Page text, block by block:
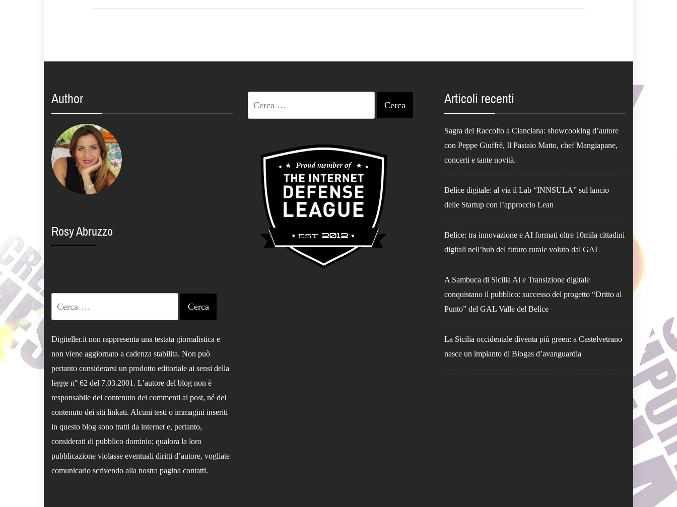
Author
Rosy Abruzzo
Digiteller.it non rappresenta una testata giornalistica e
non viene aggiornato a cadenza stabilita. Non può
pertanto considerarsi un prodotto editoriale ai sensi della
legge n° 62 del 7.03.2001. L’autore del blog non è
responsabile del contenuto dei commenti ai post, né del
contenuto dei siti linkati. Alcuni testi o immagini inseriti
in questo blog sono tratti da internet e, pertanto,
considerati di pubblico dominio; qualora la loro
pubblicazione violasse eventuali diritti d’autore, vogliate
comunicarlo scrivendo alla nostra pagina contatti.
Articoli recenti
Sagra del Raccolto a Cianciana: showcooking d’autore
con Peppe Giuffrè, Il Pastaio Matto, chef Mangiapane,
concerti e tante novità.
Belìce digitale: al via il Lab “INNSULA” sul lancio
delle Startup con l’approccio Lean
Belìce: tra innovazione e AI formati oltre 10mila cittadini
digitali nell’hub del futuro rurale voluto dal GAL
A Sambuca di Sicilia Ai e Transizione digitale
conquistano il pubblico: successo del progetto “Dritto al
Punto” del GAL Valle del Belìce
La Sicilia occidentale diventa più green: a Castelvetrano
nasce un impianto di Biogas d’avanguardia